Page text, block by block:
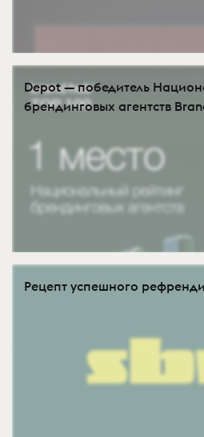
Depot — победитель
брендинговых агентств
Рецепт успешного